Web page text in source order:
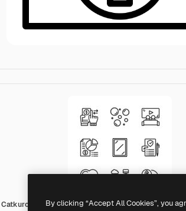
Catkuro LinealBy clicking “Accept All Cookies”, you